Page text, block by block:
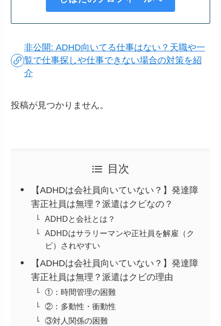
非公開: ADHD向いてる仕事はない？天職や一
覧で仕事探しや仕事できない場合の対策を紹
介
投稿が見つかりません。
目次
【ADHDは会社員向いていない？】発達障
害正社員は無理？派遣はクビなの？
ADHDと会社とは？
ADHDはサラリーマンや正社員を解雇（ク
ビ）されやすい
【ADHDは会社員向いていない？】発達障
害正社員は無理？派遣はクビの理由
①：時間管理の困難
②：多動性・衝動性
③対人関係の困難